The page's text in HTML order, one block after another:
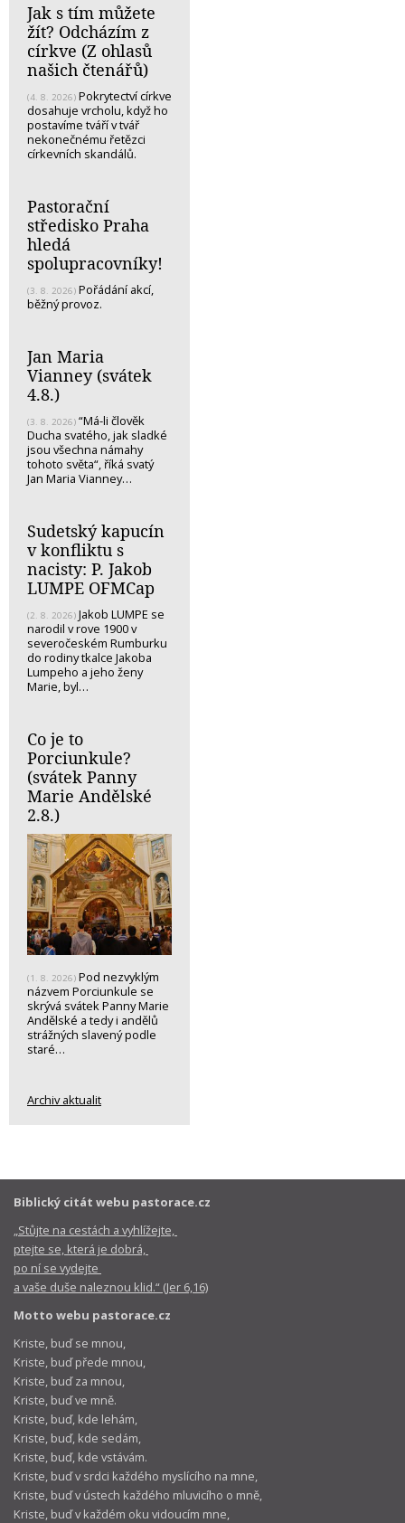
Jak s tím můžete
žít? Odcházím z
církve (Z ohlasů
našich čtenářů)
(4. 8. 2026) Pokrytectví církve
dosahuje vrcholu, když ho
postavíme tváří v tvář
nekonečnému řetězci
církevních skandálů.
Pastorační
středisko Praha
hledá
spolupracovníky!
(3. 8. 2026) Pořádání akcí,
běžný provoz.
Jan Maria
Vianney (svátek
4.8.)
(3. 8. 2026) “Má-li člověk
Ducha svatého, jak sladké
jsou všechna námahy
tohoto světa“, říká svatý
Jan Maria Vianney…
Sudetský kapucín
v konfliktu s
nacisty: P. Jakob
LUMPE OFMCap
(2. 8. 2026) Jakob LUMPE se
narodil v rove 1900 v
severočeském Rumburku
do rodiny tkalce Jakoba
Lumpeho a jeho ženy
Marie, byl…
Co je to
Porciunkule?
(svátek Panny
Marie Andělské
2.8.)
(1. 8. 2026) Pod nezvyklým
názvem Porciunkule se
skrývá svátek Panny Marie
Andělské a tedy i andělů
strážných slavený podle
staré…
Archiv aktualit
Biblický citát webu pastorace.cz
„Stůjte na cestách a vyhlížejte,
ptejte se, která je dobrá,
po ní se vydejte
a vaše duše naleznou klid.“ (Jer 6,16)
Motto webu pastorace.cz
Kriste, buď se mnou,
Kriste, buď přede mnou,
Kriste, buď za mnou,
Kriste, buď ve mně.
Kriste, buď, kde lehám,
Kriste, buď, kde sedám,
Kriste, buď, kde vstávám.
Kriste, buď v srdci každého myslícího na mne,
Kriste, buď v ústech každého mluvicího o mně,
Kriste, buď v každém oku vidoucím mne,